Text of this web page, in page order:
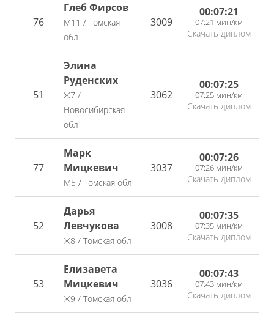
76
Глеб Фирсов
М11 / Томская
обл
3009
00:07:21
07:21 мин/км
Скачать диплом
51
Элина
Руденских
Ж7 /
Новосибирская
обл
3062
00:07:25
07:25 мин/км
Скачать диплом
77
Марк
Мицкевич
М5 / Томская обл
3037
00:07:26
07:26 мин/км
Скачать диплом
52
Дарья
Левчукова
Ж8 / Томская обл
3008
00:07:35
07:35 мин/км
Скачать диплом
53
Елизавета
Мицкевич
Ж9 / Томская обл
3036
00:07:43
07:43 мин/км
Скачать диплом